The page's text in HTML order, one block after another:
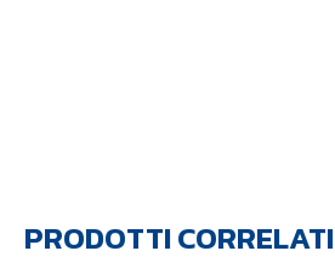
PRODOTTI CORRELATI